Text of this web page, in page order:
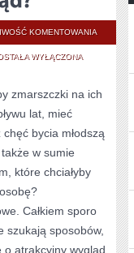
KOMENTOWANIA
MAMY
OKAZJĘ
DBAĆ
WŁASNY
WYGLĄD?
WYŁĄCZONA
zmarszczki na ich
lat, mieć
bycia młodszą
w sumie
które chciałyby
Całkiem sporo
szukają sposobów,
o atrakcyjny wygląd